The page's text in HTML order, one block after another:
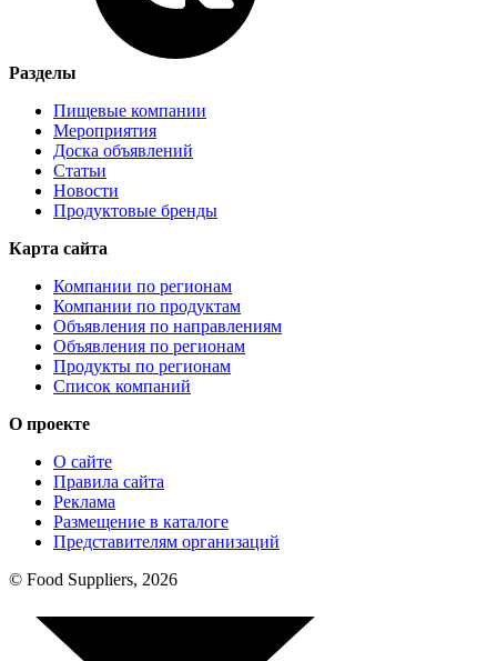
Разделы
Пищевые компании
Мероприятия
Доска объявлений
Статьи
Новости
Продуктовые бренды
Карта сайта
Компании по регионам
Компании по продуктам
Объявления по направлениям
Объявления по регионам
Продукты по регионам
Список компаний
О проекте
О сайте
Правила сайта
Реклама
Размещение в каталоге
Представителям организаций
© Food Suppliers, 2026